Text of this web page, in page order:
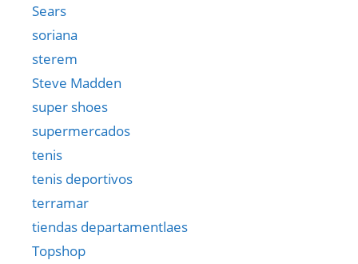
Sears
soriana
sterem
Steve Madden
super shoes
supermercados
tenis
tenis deportivos
terramar
tiendas departamentlaes
Topshop